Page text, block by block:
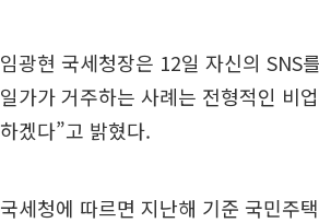
임광현 국세청장은 12일 자신의 SNS
일가가 거주하는 사례는 전형적인 비
하겠다”고 밝혔다.
국세청에 따르면 지난해 기준 국민주